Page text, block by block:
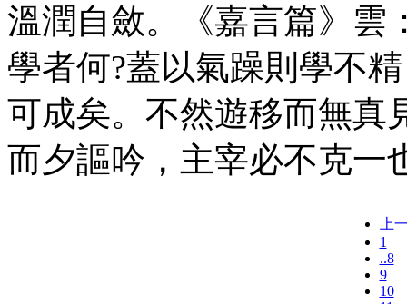
溫潤自斂。《嘉言篇》雲
學者何?蓋以氣躁則學不
可成矣。不然遊移而無真
而夕謳吟，主宰必不克一
上
1
..8
9
10